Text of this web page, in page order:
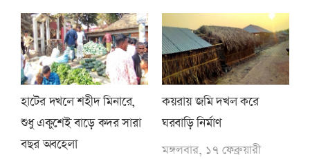
হাটের দখলে শহীদ মিনারে,
শুধু একুশেই বাড়ে কদর সারা
বছর অবহেলা
কয়রায় জমি দখল করে
ঘরবাড়ি নির্মাণ
মঙ্গলবার, ১৭ ফেব্রুয়ারী